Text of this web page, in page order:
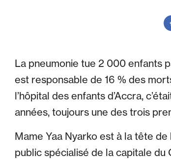
La pneumonie tue 2 000 enfants
est responsable de 16 % des
l’hôpital des enfants d’Accra,
années, toujours une des trois
Mame Yaa Nyarko est à la tête
public spécialisé de la capitale du